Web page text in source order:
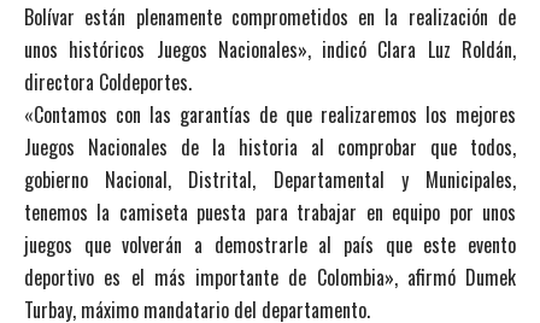
Bolívar están plenamente comprometidos en la realización de
unos históricos Juegos Nacionales», indicó Clara Luz Roldán,
directora Coldeportes.
«Contamos con las garantías de que realizaremos los mejores
Juegos Nacionales de la historia al comprobar que todos,
gobierno Nacional, Distrital, Departamental y Municipales,
tenemos la camiseta puesta para trabajar en equipo por unos
juegos que volverán a demostrarle al país que este evento
deportivo es el más importante de Colombia», afirmó Dumek
Turbay, máximo mandatario del departamento.